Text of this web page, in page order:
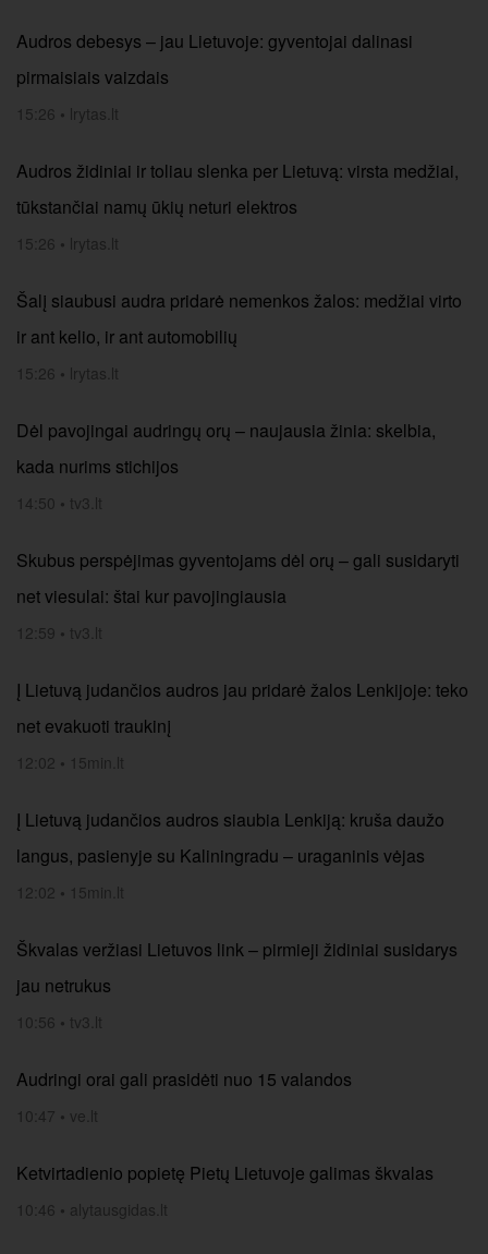
Audros debesys – jau Lietuvoje: gyventojai dalinasi
pirmaisiais vaizdais
15:26 • lrytas.lt
Audros židiniai ir toliau slenka per Lietuvą: virsta medžiai,
tūkstančiai namų ūkių neturi elektros
15:26 • lrytas.lt
Šalį siaubusi audra pridarė nemenkos žalos: medžiai virto
ir ant kelio, ir ant automobilių
15:26 • lrytas.lt
Dėl pavojingai audringų orų – naujausia žinia: skelbia,
kada nurims stichijos
14:50 • tv3.lt
Skubus perspėjimas gyventojams dėl orų – gali susidaryti
net viesulai: štai kur pavojingiausia
12:59 • tv3.lt
Į Lietuvą judančios audros jau pridarė žalos Lenkijoje: teko
net evakuoti traukinį
12:02 • 15min.lt
Į Lietuvą judančios audros siaubia Lenkiją: kruša daužo
langus, pasienyje su Kaliningradu – uraganinis vėjas
12:02 • 15min.lt
Škvalas veržiasi Lietuvos link – pirmieji židiniai susidarys
jau netrukus
10:56 • tv3.lt
Audringi orai gali prasidėti nuo 15 valandos
10:47 • ve.lt
Ketvirtadienio popietę Pietų Lietuvoje galimas škvalas
10:46 • alytausgidas.lt